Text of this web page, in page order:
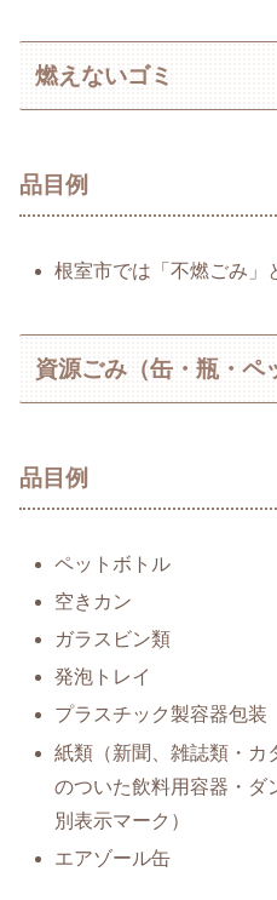
燃えないゴミ
品目例
根室市では「不燃ごみ」
資源ごみ（缶・瓶・ペ
品目例
ペットボトル
空きカン
ガラスビン類
発泡トレイ
プラスチック製容器包装
紙類（新聞、雑誌類・カ
のついた飲料用容器・ダ
別表示マーク）
エアゾール缶